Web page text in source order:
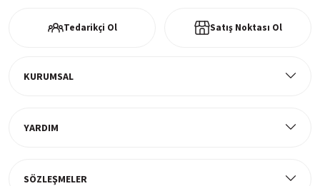
Tedarikçi Ol Satış Noktası Ol
KURUMSAL
YARDIM
SÖZLEŞMELER